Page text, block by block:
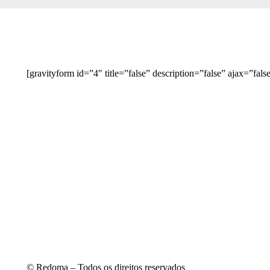
[gravityform id=”4″ title=”false” description=”false”
© Redoma – Todos os direitos reservados